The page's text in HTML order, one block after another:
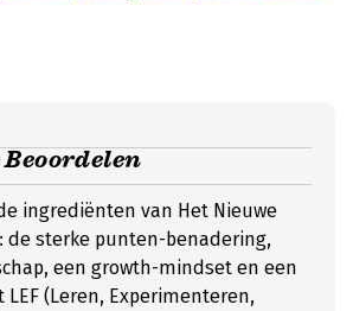
ingrediënten van Het Nieuwe
de sterke punten-benadering,
een growth-mindset en een
(Leren, Experimenteren,